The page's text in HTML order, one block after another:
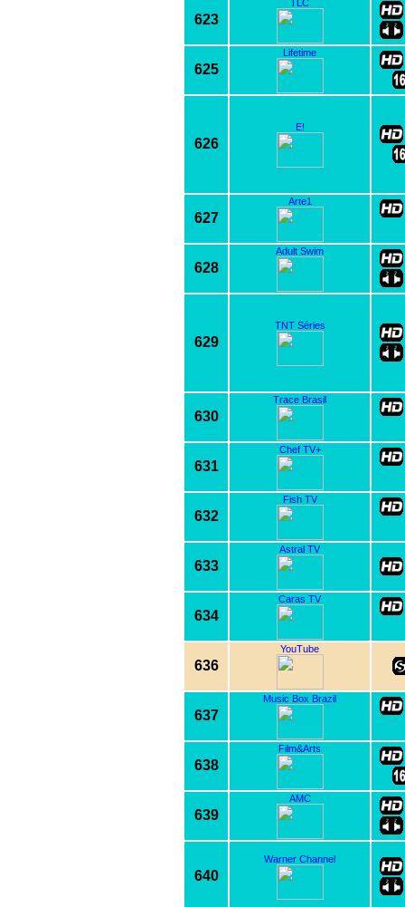
623
TLC
625
Lifetime
626
E!
627
Arte1
628
Adult Swim
629
TNT Séries
630
Trace Brasil
631
Chef TV+
632
Fish TV
633
Astral TV
634
Caras TV
636
YouTube
637
Music Box Brazil
638
Film&Arts
639
AMC
640
Warner Channel